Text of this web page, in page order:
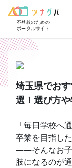
不登校のための
ポータルサイト
埼玉県でお
選！選び方
「毎日学校へ
卒業を目指した
――そんなお子
肢になるのが